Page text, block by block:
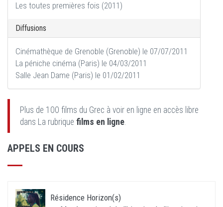
Les toutes premières fois (2011)
Diffusions
Cinémathèque de Grenoble (Grenoble) le 07/07/2011
La péniche cinéma (Paris) le 04/03/2011
Salle Jean Dame (Paris) le 01/02/2011
Plus de 100 films du Grec à voir en ligne en accès libre
dans La rubrique films en ligne.
APPELS EN COURS
Résidence Horizon(s)